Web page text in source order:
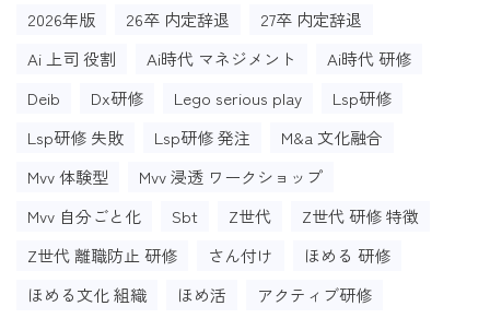
2026年版
26卒 内定辞退
27卒 内定辞退
Ai 上司 役割
Ai時代 マネジメント
Ai時代 研修
Deib
Dx研修 Lego serious play
Lsp研修
Lsp研修 失敗
Lsp研修 発注
M&a 文化融合
Mvv 体験型
Mvv 浸透 ワークショップ
Mvv 自分ごと化
Sbt Z世代
Z世代 研修 特徴
Z世代 離職防止 研修
さん付け
ほめる 研修
ほめる文化 組織
ほめ活
アクティブ研修